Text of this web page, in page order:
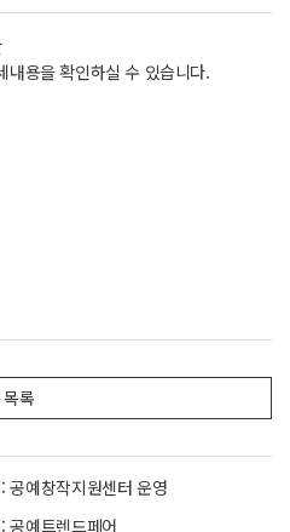
내용을 확인하실 수 있습니다.
목록
공예창작지원센터 운영
공예트렌드페어